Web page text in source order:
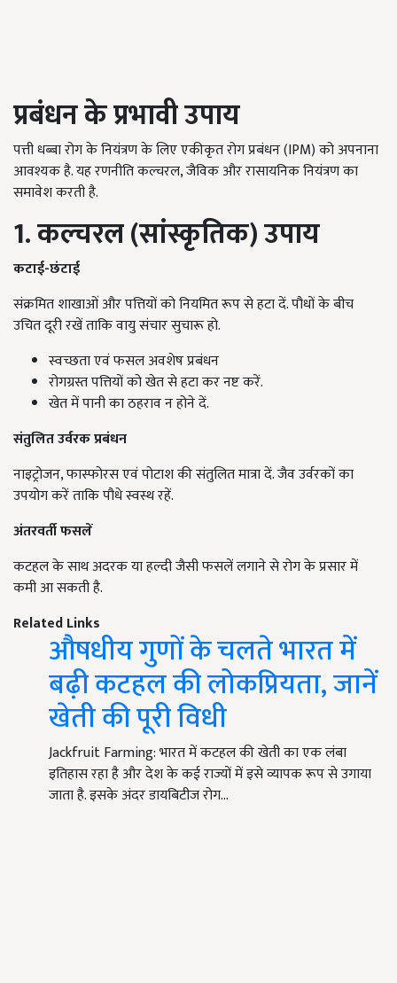
प्रबंधन के प्रभावी उपाय
पत्ती धब्बा रोग के नियंत्रण के लिए एकीकृत रोग प्रबंधन (IPM) को अपनाना
आवश्यक है. यह रणनीति कल्चरल, जैविक और रासायनिक नियंत्रण का
समावेश करती है.
1. कल्चरल (सांस्कृतिक) उपाय
कटाई-छंटाई
संक्रमित शाखाओं और पत्तियों को नियमित रूप से हटा दें. पौधों के बीच
उचित दूरी रखें ताकि वायु संचार सुचारू हो.
स्वच्छता एवं फसल अवशेष प्रबंधन
रोगग्रस्त पत्तियों को खेत से हटा कर नष्ट करें.
खेत में पानी का ठहराव न होने दें.
संतुलित उर्वरक प्रबंधन
नाइट्रोजन, फास्फोरस एवं पोटाश की संतुलित मात्रा दें. जैव उर्वरकों का
उपयोग करें ताकि पौधे स्वस्थ रहें.
अंतरवर्ती फसलें
कटहल के साथ अदरक या हल्दी जैसी फसलें लगाने से रोग के प्रसार में
कमी आ सकती है.
Related Links
औषधीय गुणों के चलते भारत में
बढ़ी कटहल की लोकप्रियता, जानें
खेती की पूरी विधी
Jackfruit Farming: भारत में कटहल की खेती का एक लंबा
इतिहास रहा है और देश के कई राज्यों में इसे व्यापक रूप से उगाया
जाता है. इसके अंदर डायबिटीज रोग…